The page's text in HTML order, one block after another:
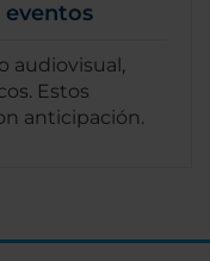
eventos
audiovisual,
Estos
anticipación.